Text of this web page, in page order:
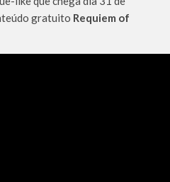
gratuito Requiem of